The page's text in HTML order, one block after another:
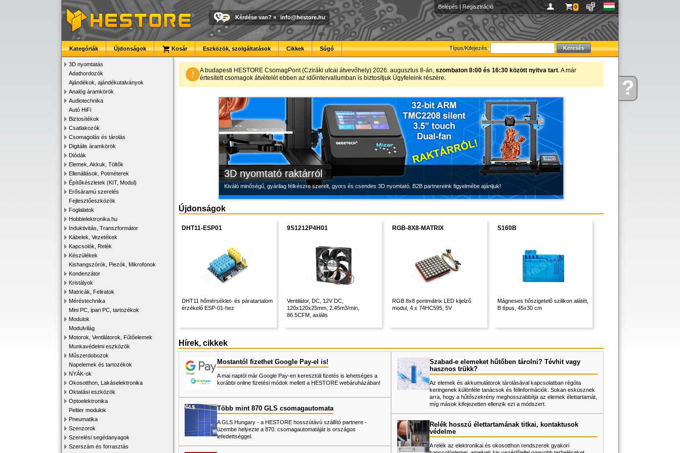
Kérdése?
Belépés | Regisztráció 0
Kérdése van? » info@hestore.hu
Típus/Kifejezés:
Kategóriák Újdonságok Kosár Eszközök, szolgáltatások Cikkek Súgó
3D nyomtatás
Adathordozók
Ajándékok, ajándékutalványok
Analóg áramkörök
Audiotechnika
Autó HiFi
Biztosítékok
Csatlakozók
Csomagolás és tárolás
Digitális áramkörök
Diódák
Elemek, Akkuk, Töltők
Ellenállások, Potméterek
Építőkészletek (KIT, Modul)
Erősáramú szerelés
Fejlesztőeszközök
Foglalatok
Hobbielektronika.hu
Induktivitás, Transzformátor
Kábelek, Vezetékek
Kapcsolók, Relék
Készülékek
Kishangszórók, Piezók, Mikrofonok
Kondenzátor
Kristályok
Matricák, Feliratok
Méréstechnika
Mini PC, ipari PC, tartozékok
Modulok
Modulvilág
Motorok, Ventilátorok, Fűtőelemek
Munkavédelmi eszközök
Műszerdobozok
Napelemek és tartozékok
NYÁK-ok
Okosotthon, Lakáselektronika
Oktatási eszközök
Optoelektronika
Peltier modulok
Pneumatika
Szenzorok
Szerelési segédanyagok
Szerszám és forrasztás
! A budapesti HESTORE CsomagPont (Cziráki utcai átvevőhely) 2026. augusztus 8-án, szombaton 8:00 és 16:30 között nyitva tart. A már
értesített csomagok átvételét ebben az időintervallumban is biztosítjuk Ügyfeleink részére.
3D nyomtató raktárról
Kiváló minőségű, gyárilag félkészre szerelt, gyors és csendes 3D nyomtató. B2B partnereink figyelmébe ajánljuk!
Modulvilág
Fejlesztés, szórakozás és robotika, a HESTORE-tól
Megbízható labortápegység készletről
Új, modern megjelenésű és megbízható labortápegység, a HESTORE kínálatában
Új PLA filamentek készletről
Kiváló árfekvésű, sok színben elérhető 1.75 mm-es PLA filamentek a HESTORE kínálatában
Újdonságok
DHT11-ESP01
DHT11 hőmérséklet- és páratartalom
érzékelő ESP-01-hez
9S1212P4H01
Ventilátor, DC, 12V DC,
120x120x25mm, 2.45m3/min,
86.5CFM, axiális
RGB-8X8-MATRIX
RGB 8x8 pontmátrix LED kijelző
modul, 4 x 74HC595, 5V
S160B
Mágneses hőszigetelő szilikon alátét,
B típus, 45x30 cm
Hírek, cikkek
Mostantól fizethet Google Pay-el is!
A mai naptól már Google Pay-en keresztüli fizetés is lehetséges a
korábbi online fizetési módok mellett a HESTORE webáruházában!
Több mint 870 GLS csomagautomata
A GLS Hungary - a HESTORE hosszútávú szállító partnere -
üzembe helyezte a 870. csomagautomatáját is országos
lefedettséggel.
Szabad-e elemeket hűtőben tárolni? Tévhit vagy
hasznos trükk?
Az elemek és akkumulátorok tárolásával kapcsolatban régóta
keringenek különféle tanácsok és félinformációk. Sokan esküsznek
arra, hogy a hűtőszekrény meghosszabbítja az elemek élettartamát,
míg mások kifejezetten ellenzik ezt a módszert.
Relék hosszú élettartamának titkai, kontaktusok
védelme
A relék az elektronikai és okosotthon rendszerek gyakori